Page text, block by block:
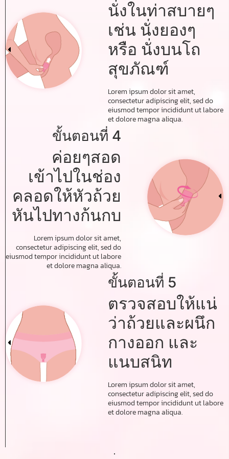
นั่งในท่าสบายๆ
เช่น นั่งยองๆ
หรือ นั่งบนโถ
สุขภัณฑ์
Lorem ipsum dolor sit amet,
consectetur adipiscing elit, sed do
eiusmod tempor incididunt ut labore
et dolore magna aliqua.
ขั้นตอนที่ 4
ค่อยๆสอด
เข้าไปในช่อง
คลอดให้หัวถ้วย
หันไปทางก้นกบ
Lorem ipsum dolor sit amet,
consectetur adipiscing elit, sed do
eiusmod tempor incididunt ut labore
et dolore magna aliqua.
ขั้นตอนที่ 5
ตรวจสอบให้แน่
ว่าถ้วยและผนึก
กางออก และ
แนบสนิท
Lorem ipsum dolor sit amet,
consectetur adipiscing elit, sed do
eiusmod tempor incididunt ut labore
et dolore magna aliqua.